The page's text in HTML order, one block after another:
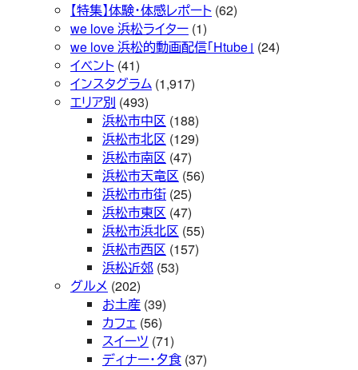
【特集】体験・体感レポート (62)
we love 浜松ライター (1)
we love 浜松的動画配信「Htube」 (24)
イベント (41)
インスタグラム (1,917)
エリア別 (493)
浜松市中区 (188)
浜松市北区 (129)
浜松市南区 (47)
浜松市天竜区 (56)
浜松市市街 (25)
浜松市東区 (47)
浜松市浜北区 (55)
浜松市西区 (157)
浜松近郊 (53)
グルメ (202)
お土産 (39)
カフェ (56)
スイーツ (71)
ディナー・夕食 (37)